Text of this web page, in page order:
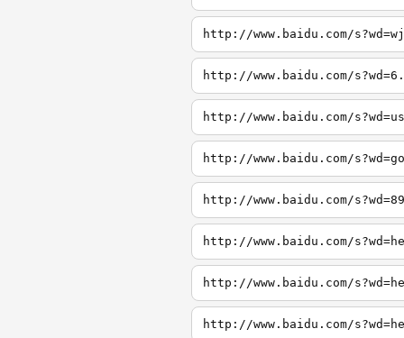
http://www.baidu.com/
http://www.baidu.com/
http://www.baidu.com/
http://www.baidu.com/
http://www.baidu.com/
http://www.baidu.com/
http://www.baidu.com/
http://www.baidu.com/